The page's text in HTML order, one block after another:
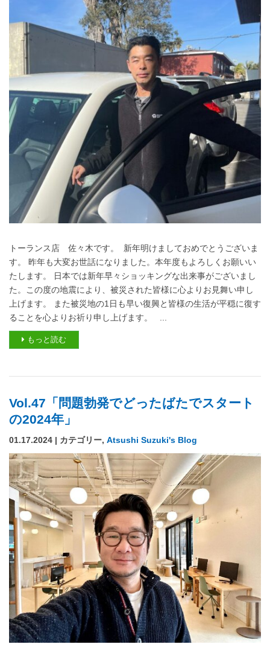
トーランス店 佐々木です。 新年明けましておめでとうございま
す。 昨年も大変お世話になりました。本年度もよろしくお願いい
たします。 日本では新年早々ショッキングな出来事がございまし
た。この度の地震により、被災された皆様に心よりお見舞い申し
上げます。 また被災地の1日も早い復興と皆様の生活が平穏に復す
ることを心よりお祈り申し上げます。 ...
もっと読む
Vol.47「問題勃発でどったばたでスタート
の2024年」
01.17.2024 | カテゴリー, Atsushi Suzuki's Blog